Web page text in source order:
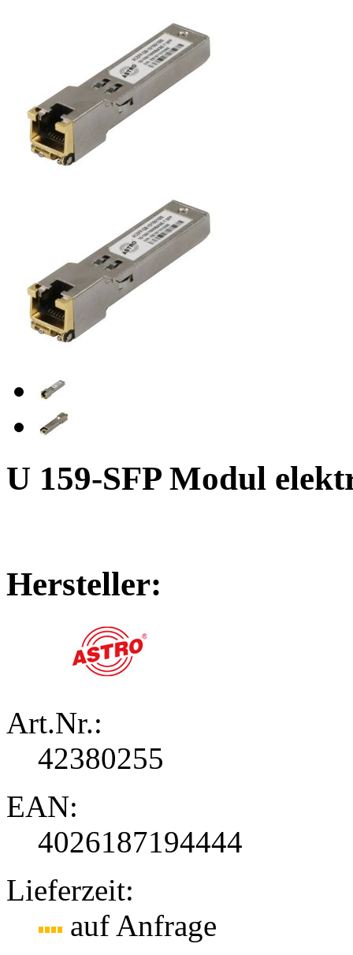
U 159-SFP Modul
Hersteller:
Art.Nr.:
42380255
EAN:
4026187194444
Lieferzeit:
auf Anfrage